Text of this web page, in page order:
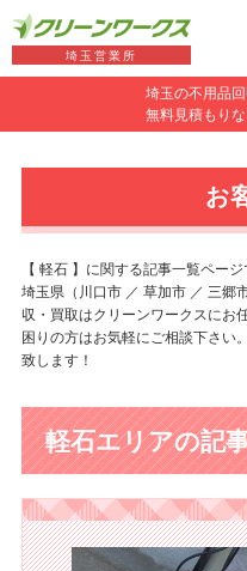
埼玉の不用品
無料見積もり
埼玉営業所
お
【 軽石 】に関する記事一覧ページ
埼玉県（川口市 ／ 草加市 ／ 三郷
収・買取はクリーンワークスにお
困りの方はお気軽にご相談下さい
致します！
軽石エリアの記